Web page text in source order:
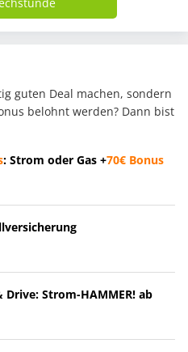
guten Deal machen, sondern
belohnt werden? Dann bist
: Strom oder Gas +70€ Bonus
Drive: Strom-HAMMER! ab